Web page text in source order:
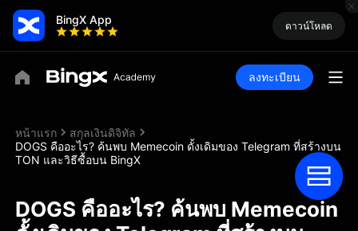
BingX App ดาวน์โหลด
ลงทะเบียน
หน้าแรก
สกุลเงินดิจิทัล
DOGS คืออะไร? ค้นพบ Memecoin ดั้งเดิมของ Telegram ที่สร้างบน
TON และวิธีซื้อบน BingX
DOGS คืออะไร? ค้นพบ Memecoin